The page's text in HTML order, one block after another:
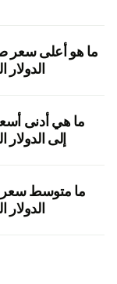
إلى